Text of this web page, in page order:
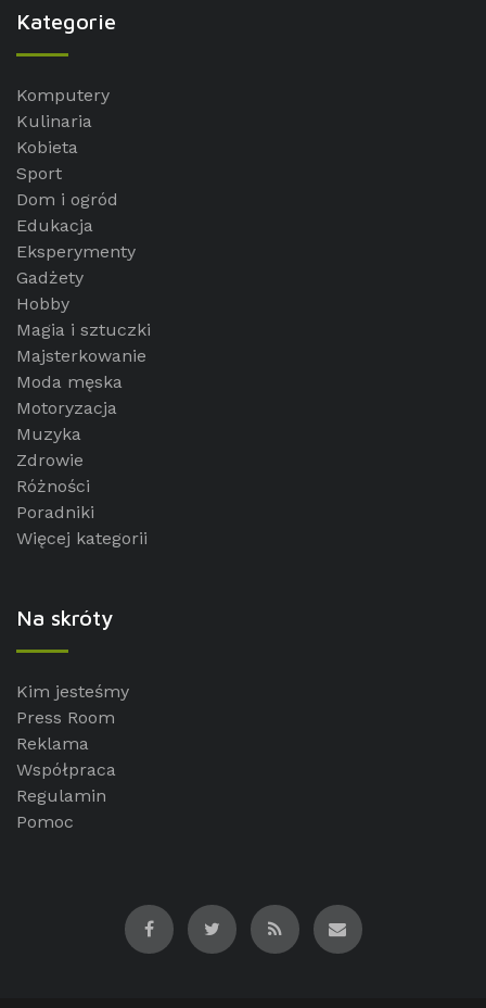
Kategorie
Komputery
Kulinaria
Kobieta
Sport
Dom i ogród
Edukacja
Eksperymenty
Gadżety
Hobby
Magia i sztuczki
Majsterkowanie
Moda męska
Motoryzacja
Muzyka
Zdrowie
Różności
Poradniki
Więcej kategorii
Na skróty
Kim jesteśmy
Press Room
Reklama
Współpraca
Regulamin
Pomoc